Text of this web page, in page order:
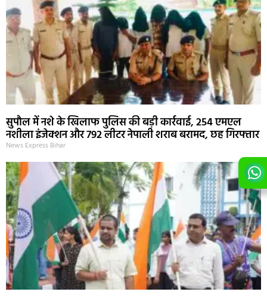
सुपौल में नशे के खिलाफ पुलिस की बड़ी कार्रवाई, 254 एमएल
नशीला इंजेक्शन और 792 लीटर नेपाली शराब बरामद, छह गिरफ्तार
News Express Bihar